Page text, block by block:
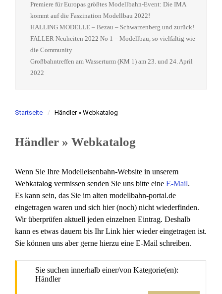
Premiere für Europas größtes Modellbahn-Event: Die IMA
kommt auf die Faszination Modellbau 2022!
HALLING MODELLE – Bezau – Schwarzenberg und zurück!
FALLER Neuheiten 2022 No 1 – Modellbau, so vielfältig wie
die Community
Großbahntreffen am Wasserturm (KM 1) am 23. und 24. April
2022
Startseite Händler » Webkatalog
Händler » Webkatalog
Wenn Sie Ihre Modelleisenbahn-Website in unserem
Webkatalog vermissen senden Sie uns bitte eine E-Mail.
Es kann sein, das Sie im alten modellbahn-portal.de
eingetragen waren und sich hier (noch) nicht wiederfinden.
Wir überprüfen aktuell jeden einzelnen Eintrag. Deshalb
kann es etwas dauern bis Ihr Link hier wieder eingetragen ist.
Sie können uns aber gerne hierzu eine E-Mail schreiben.
Sie suchen innerhalb einer/von Kategorie(en):
Händler